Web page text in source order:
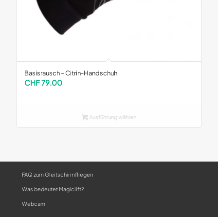
Basisrausch – Citrin-Handschuh
CHF79.00
Ausführung wählen
FAQ zum Gleitschirmfliegen
Was bedeutet Magiclift?
Webcam